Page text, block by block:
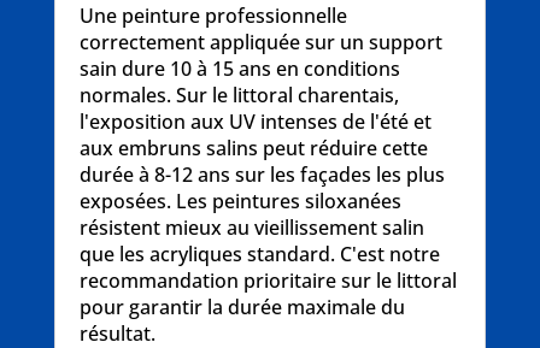
Une peinture professionnelle
correctement appliquée sur un support
sain dure 10 à 15 ans en conditions
normales. Sur le littoral charentais,
l'exposition aux UV intenses de l'été et
aux embruns salins peut réduire cette
durée à 8-12 ans sur les façades les plus
exposées. Les peintures siloxanées
résistent mieux au vieillissement salin
que les acryliques standard. C'est notre
recommandation prioritaire sur le littoral
pour garantir la durée maximale du
résultat.